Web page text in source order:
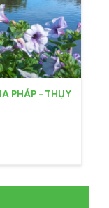
PHÁP - THỤY